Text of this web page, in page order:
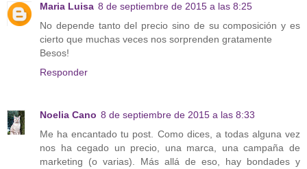
Maria Luisa 8 de septiembre de 2015 a las 8:25
No depende tanto del precio sino de su composición y es
cierto que muchas veces nos sorprenden gratamente
Besos!
Responder
Noelia Cano 8 de septiembre de 2015 a las 8:33
Me ha encantado tu post. Como dices, a todas alguna vez
nos ha cegado un precio, una marca, una campaña de
marketing (o varias). Más allá de eso, hay bondades y